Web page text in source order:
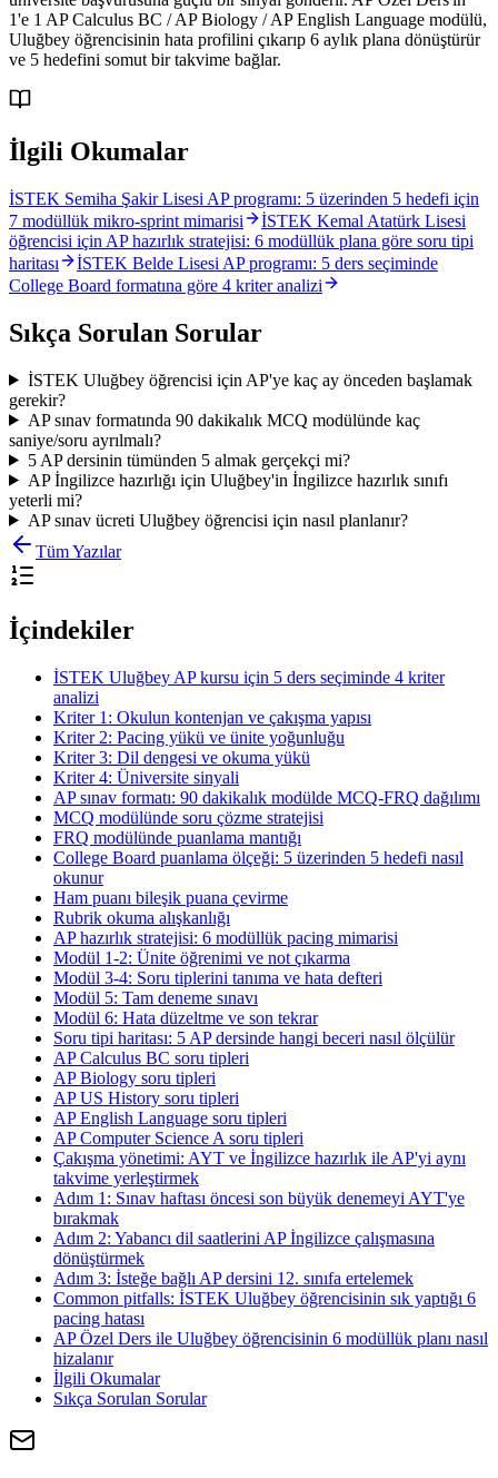
1'e 1 AP Calculus BC / AP Biology / AP English Language modülü,
Uluğbey öğrencisinin hata profilini çıkarıp 6 aylık plana dönüştürür
ve 5 hedefini somut bir takvime bağlar.
İlgili Okumalar
İSTEK Semiha Şakir Lisesi AP programı: 5 üzerinden 5 hedefi için
7 modüllük mikro-sprint mimarisi
İSTEK Kemal Atatürk Lisesi
öğrencisi için AP hazırlık stratejisi: 6 modüllük plana göre soru tipi
haritası
İSTEK Belde Lisesi AP programı: 5 ders seçiminde
College Board formatına göre 4 kriter analizi
Sıkça Sorulan Sorular
İSTEK Uluğbey öğrencisi için AP'ye kaç ay önceden başlamak
gerekir?
AP sınav formatında 90 dakikalık MCQ modülünde kaç
saniye/soru ayrılmalı?
5 AP dersinin tümünden 5 almak gerçekçi mi?
AP İngilizce hazırlığı için Uluğbey'in İngilizce hazırlık sınıfı
yeterli mi?
AP sınav ücreti Uluğbey öğrencisi için nasıl planlanır?
Tüm Yazılar
İçindekiler
İSTEK Uluğbey AP kursu için 5 ders seçiminde 4 kriter
analizi
Kriter 1: Okulun kontenjan ve çakışma yapısı
Kriter 2: Pacing yükü ve ünite yoğunluğu
Kriter 3: Dil dengesi ve okuma yükü
Kriter 4: Üniversite sinyali
AP sınav formatı: 90 dakikalık modülde MCQ-FRQ dağılımı
MCQ modülünde soru çözme stratejisi
FRQ modülünde puanlama mantığı
College Board puanlama ölçeği: 5 üzerinden 5 hedefi nasıl
okunur
Ham puanı bileşik puana çevirme
Rubrik okuma alışkanlığı
AP hazırlık stratejisi: 6 modüllük pacing mimarisi
Modül 1-2: Ünite öğrenimi ve not çıkarma
Modül 3-4: Soru tiplerini tanıma ve hata defteri
Modül 5: Tam deneme sınavı
Modül 6: Hata düzeltme ve son tekrar
Soru tipi haritası: 5 AP dersinde hangi beceri nasıl ölçülür
AP Calculus BC soru tipleri
AP Biology soru tipleri
AP US History soru tipleri
AP English Language soru tipleri
AP Computer Science A soru tipleri
Çakışma yönetimi: AYT ve İngilizce hazırlık ile AP'yi aynı
takvime yerleştirmek
Adım 1: Sınav haftası öncesi son büyük denemeyi AYT'ye
bırakmak
Adım 2: Yabancı dil saatlerini AP İngilizce çalışmasına
dönüştürmek
Adım 3: İsteğe bağlı AP dersini 12. sınıfa ertelemek
Common pitfalls: İSTEK Uluğbey öğrencisinin sık yaptığı 6
pacing hatası
AP Özel Ders ile Uluğbey öğrencisinin 6 modüllük planı nasıl
hizalanır
İlgili Okumalar
Sıkça Sorulan Sorular